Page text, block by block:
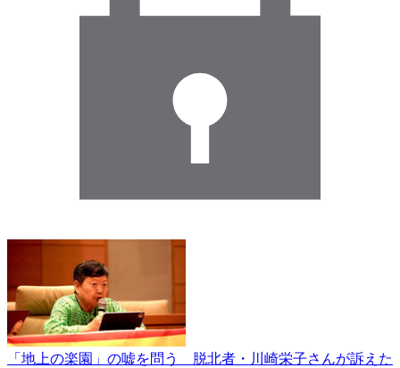
「地上の楽園」の嘘を問う 脱北者・川崎栄子さんが訴えた